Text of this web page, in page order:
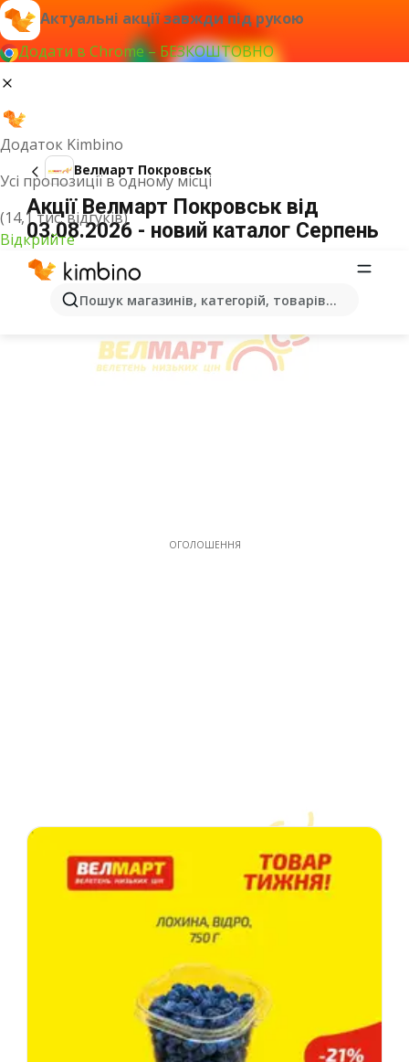
Актуальні акції завжди під рукою
Додати в Chrome – БЕЗКОШТОВНО
Додаток Kimbino
Усі пропозиції в одному місці
(14,1 тис. відгуків)
Відкрийте
Пошук магазинів, категорій, товарів...
Велмарт Покровськ
Акції Велмарт Покровськ від
03.08.2026 - новий каталог Серпень
ОГОЛОШЕННЯ